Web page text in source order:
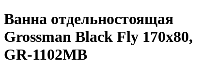
Ванна отдельностоящая
Grossman Black Fly 170x80,
GR-1102MB